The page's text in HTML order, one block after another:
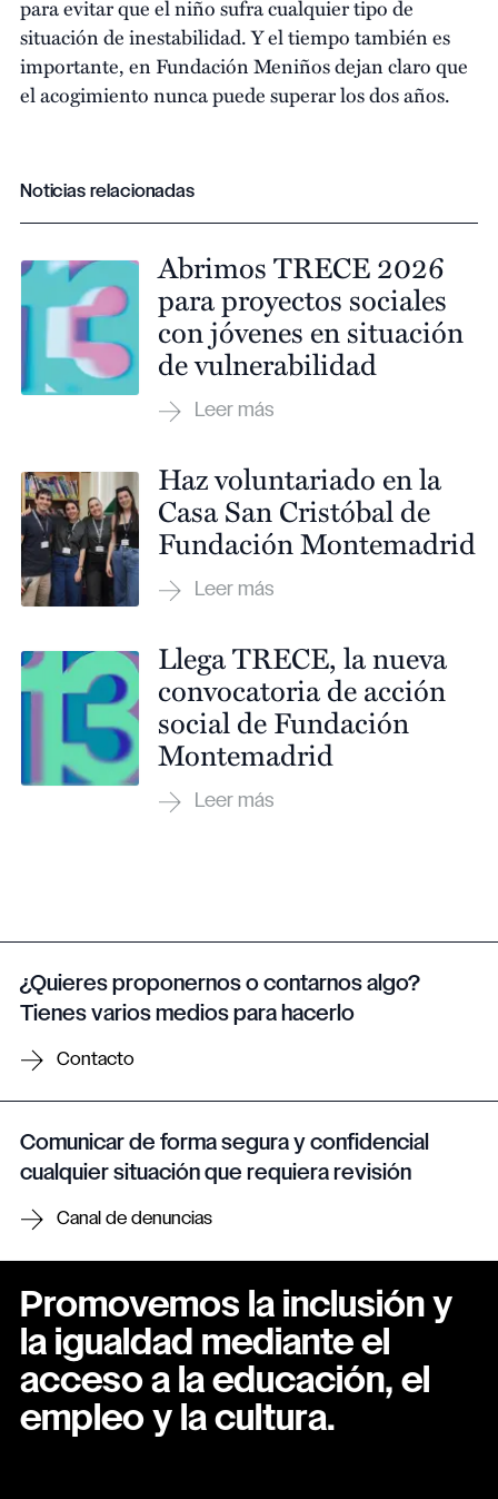
para evitar que el niño sufra cualquier tipo de
situación de inestabilidad. Y el tiempo también es
importante, en Fundación Meniños dejan claro que
el acogimiento nunca puede superar los dos años.
Noticias relacionadas
Abrimos TRECE 2026
para proyectos sociales
con jóvenes en situación
de vulnerabilidad
Haz voluntariado en la
Casa San Cristóbal de
Fundación Montemadrid
Llega TRECE, la nueva
convocatoria de acción
social de Fundación
Montemadrid
¿Quieres proponernos o contarnos algo?
Tienes varios medios para hacerlo
Contacto
Comunicar de forma segura y confidencial
cualquier situación que requiera revisión
Canal de denuncias
Promovemos la inclusión y
la igualdad mediante el
acceso a la educación, el
empleo y la cultura.